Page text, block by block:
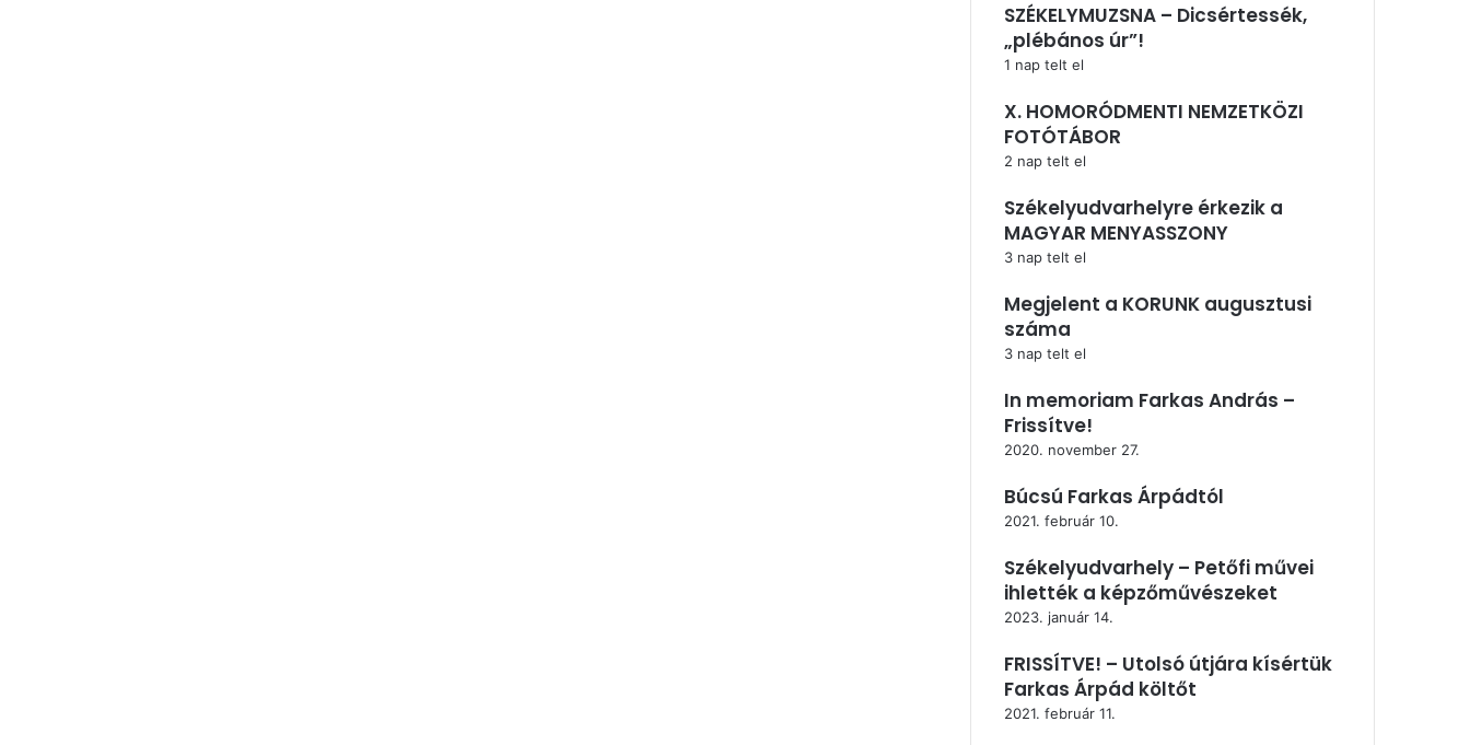
SZÉKELYMUZSNA – Dicsértessék,
„plébános úr”!
1 nap telt el
X. HOMORÓDMENTI NEMZETKÖZI
FOTÓTÁBOR
2 nap telt el
Székelyudvarhelyre érkezik a
MAGYAR MENYASSZONY
3 nap telt el
Megjelent a KORUNK augusztusi
száma
3 nap telt el
In memoriam Farkas András –
Frissítve!
2020. november 27.
Búcsú Farkas Árpádtól
2021. február 10.
Székelyudvarhely – Petőfi művei
ihlették a képzőművészeket
2023. január 14.
FRISSÍTVE! – Utolsó útjára kísértük
Farkas Árpád költőt
2021. február 11.